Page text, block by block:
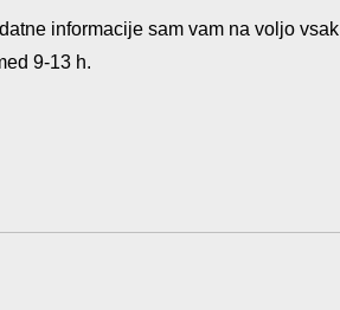
informacije sam vam na voljo vsak
9-13 h.